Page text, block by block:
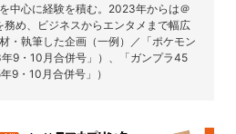
中心に経験を積む。2023年からは＠
め、ビジネスからエンタメまで幅広
・執筆した企画（一例）／「ポケモン
9・10月合併号」）、「ガンプラ45
9・10月合併号」）